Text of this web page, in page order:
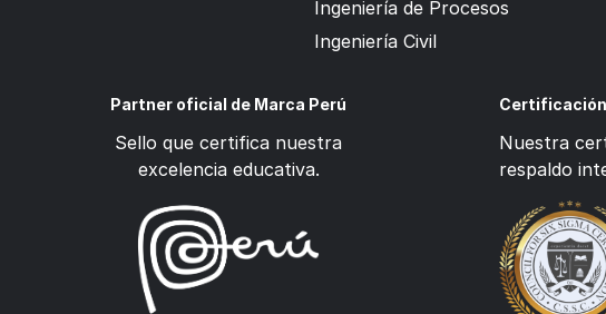
Ingeniería de Procesos
Ingeniería Civil
Partner oficial de Marca Perú
Sello que certifica nuestra
excelencia educativa.
Nuestra
respaldo